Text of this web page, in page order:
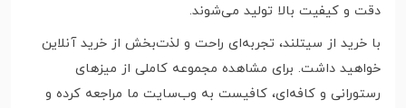
دقت و کیفیت بالا تولید می‌شوند.
با خرید از سیتلند، تجربه‌ای راحت و لذت‌بخش از خرید آنلاین
خواهید داشت. برای مشاهده مجموعه کاملی از میزهای
رستورانی و کافه‌ای، کافیست به وب‌سایت ما مراجعه کرده و